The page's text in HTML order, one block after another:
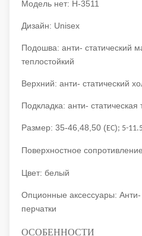
Модель нет: H-3511
Дизайн: Unisex
Подошва: анти- статический
теплостойкий
Верхний: анти- статический
Подкладка: анти- статическая
Размер: 35-46,48,50 (ЕС); 5-
Поверхностное
Цвет: белый
Опционные аксессуары: Анти-
перчатки
ОСОБЕННОСТИ